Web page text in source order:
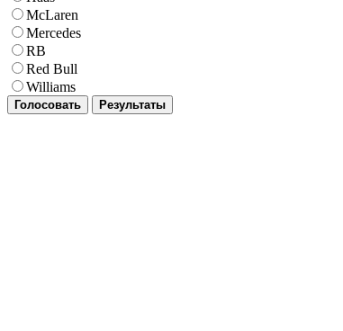
McLaren
Mercedes
RB
Red Bull
Williams
Голосовать Результаты